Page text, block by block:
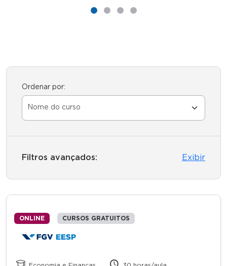
Ordenar por:
Filtros avançados: Exibir
ONLINE CURSOS GRATUITOS